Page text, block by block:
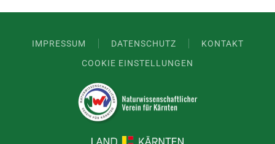
IMPRESSUM DATENSCHUTZ
KONTAKT
COOKIE EINSTELLUNGEN